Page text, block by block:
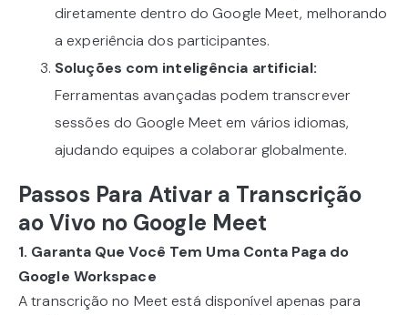
diretamente dentro do Google Meet, melhorando
a experiência dos participantes.
Soluções com inteligência artificial:
Ferramentas avançadas podem transcrever
sessões do Google Meet em vários idiomas,
ajudando equipes a colaborar globalmente.
Passos Para Ativar a Transcrição
ao Vivo no Google Meet
1. Garanta Que Você Tem Uma Conta Paga do
Google Workspace
A transcrição no Meet está disponível apenas para